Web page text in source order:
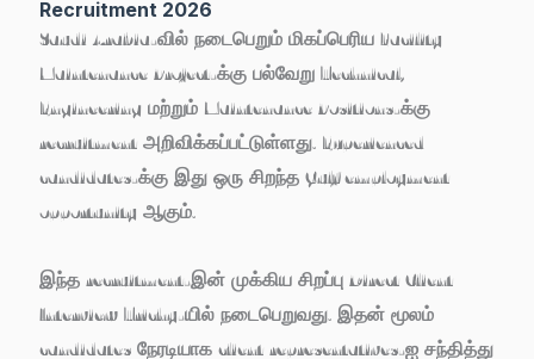
Recruitment 2026
Saudi Arabia-வில் நடைபெறும் மிகப்பெரிய Facility
Maintenance Project-க்கு பல்வேறு Technical,
Engineering மற்றும் Maintenance Positions-க்கு
recruitment அறிவிக்கப்பட்டுள்ளது. Experienced
candidates-க்கு இது ஒரு சிறந்த Gulf employment
opportunity ஆகும்.
இந்த recruitment-இன் முக்கிய சிறப்பு Direct Client
Interview Trichy-யில் நடைபெறுவது. இதன் மூலம்
candidates நேரடியாக client representatives-ஐ சந்தித்து